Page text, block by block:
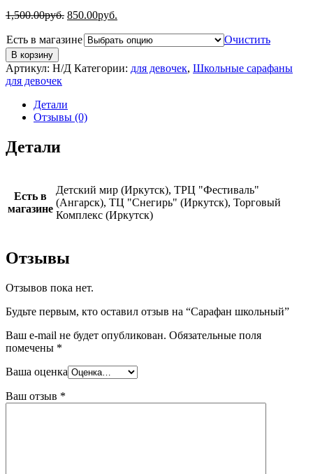
1,500.00руб. 850.00руб.
Есть в магазине Очистить
В корзину
Артикул: Н/Д Категории: для девочек, Школьные сарафаны
для девочек
Детали
Отзывы (0)
Детали
Есть в
магазине
Детский мир (Иркутск), ТРЦ "Фестиваль"
(Ангарск), ТЦ "Снегирь" (Иркутск), Торговый
Комплекс (Иркутск)
Отзывы
Отзывов пока нет.
Будьте первым, кто оставил отзыв на “Сарафан школьный”
Ваш e-mail не будет опубликован. Обязательные поля
помечены *
Ваша оценка
Ваш отзыв *